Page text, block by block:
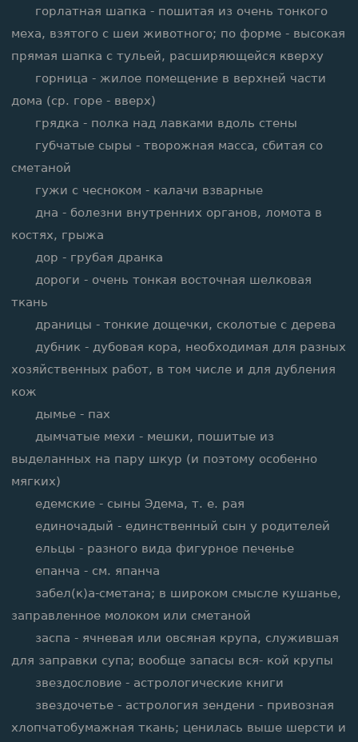
горлатная шапка - пошитая из очень тонкого
меха, взятого с шеи животного; по форме - высокая
прямая шапка с тульей, расширяющейся кверху
горница - жилое помещение в верхней части
дома (ср. горе - вверх)
грядка - полка над лавками вдоль стены
губчатые сыры - творожная масса, сбитая со
сметаной
гужи с чесноком - калачи взварные
дна - болезни внутренних органов, ломота в
костях, грыжа
дор - грубая дранка
дороги - очень тонкая восточная шелковая
ткань
драницы - тонкие дощечки, сколотые с дерева
дубник - дубовая кора, необходимая для разных
хозяйственных работ, в том числе и для дубления
кож
дымье - пах
дымчатые мехи - мешки, пошитые из
выделанных на пару шкур (и поэтому особенно
мягких)
едемские - сыны Эдема, т. е. рая
единочадый - единственный сын у родителей
ельцы - разного вида фигурное печенье
епанча - см. япанча
забел(к)а-сметана; в широком смысле кушанье,
заправленное молоком или сметаной
заспа - ячневая или овсяная крупа, служившая
для заправки супа; вообще запасы вся- кой крупы
звездословие - астрологические книги
звездочетье - астрология зендени - привозная
хлопчатобумажная ткань; ценилась выше шерсти и